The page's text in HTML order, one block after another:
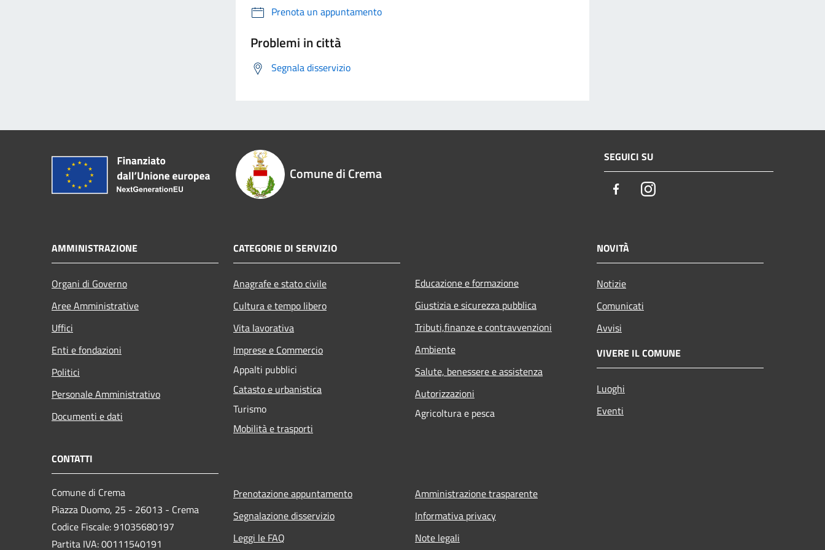
Prenota un appuntamento
Problemi in città
Segnala disservizio
Comune di Crema
SEGUICI SU
FacebookInstagram
AMMINISTRAZIONE
Organi di Governo
Aree Amministrative
Uffici
Enti e fondazioni
Politici
Personale Amministrativo
Documenti e dati
CATEGORIE DI SERVIZIO
Anagrafe e stato civile
Cultura e tempo libero
Vita lavorativa
Imprese e Commercio
Appalti pubblici
Catasto e urbanistica
Turismo
Mobilità e trasporti
Educazione e formazione
Giustizia e sicurezza pubblica
Tributi,finanze e contravvenzioni
Ambiente
Salute, benessere e assistenza
Autorizzazioni
Agricoltura e pesca
NOVITÀ
Notizie
Comunicati
Avvisi
VIVERE IL COMUNE
Luoghi
Eventi
CONTATTI
Comune di Crema
Piazza Duomo, 25 - 26013 - Crema
Codice Fiscale: 91035680197
Partita IVA: 00111540191
Prenotazione appuntamento
Segnalazione disservizio
Leggi le FAQ
Amministrazione trasparente
Informativa privacy
Note legali